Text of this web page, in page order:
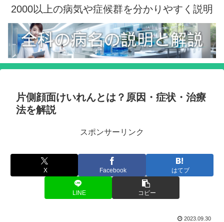
2000以上の病気や症候群を分かりやすく説明
片側顔面けいれんとは？原因・症状・治療
法を解説
スポンサーリンク
X Facebook はてブ
LINE コピー
2023.09.30